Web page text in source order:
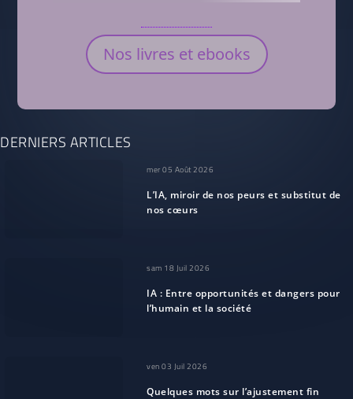
Nos livres et ebooks
DERNIERS ARTICLES
mer 05 Août 2026
L’IA, miroir de nos peurs et substitut de
nos cœurs
sam 18 Juil 2026
IA : Entre opportunités et dangers pour
l’humain et la société
ven 03 Juil 2026
Quelques mots sur l’ajustement fin